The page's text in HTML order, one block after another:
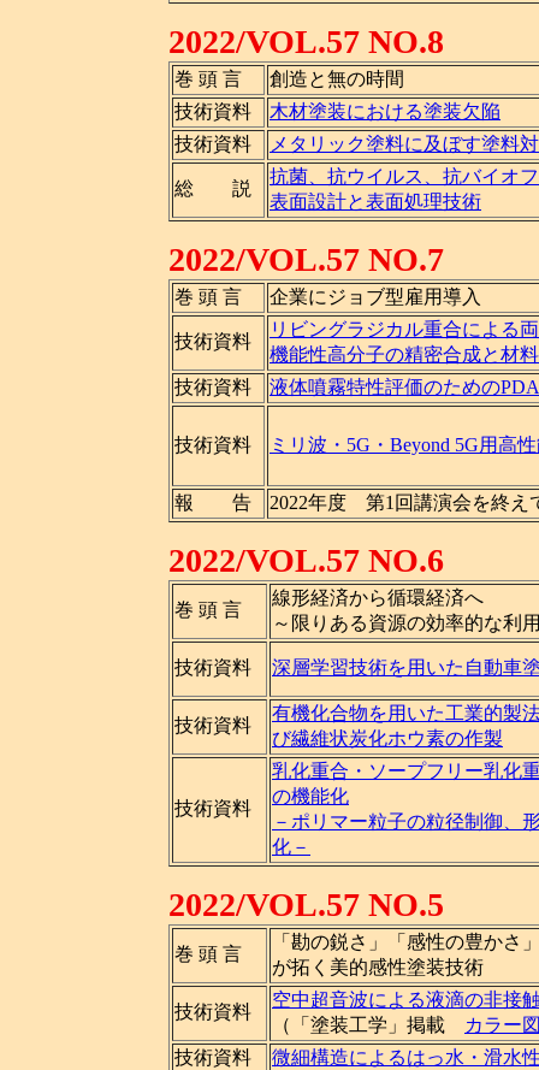
2022/VOL.57 NO.8
巻 頭 言
創造と無の時間
技術資料
木材塗装における塗装欠陥
技術資料
メタリック塗料に及ぼす塗料
総 説
抗菌、抗ウイルス、抗バイオ
表面設計と表面処理技術
2022/VOL.57 NO.7
巻 頭 言 企業にジョブ型雇用導入
技術資料
リビングラジカル重合による
機能性高分子の精密合成と材
技術資料
液体噴霧特性評価のための
技術資料 ミリ波・5G・Beyond 5G用高
報 告 2022年度 第1回講演会を終え
2022/VOL.57 NO.6
巻 頭 言
線形経済から循環経済へ
～限りある資源の効率的な利
技術資料 深層学習技術を用いた自動車
技術資料
有機化合物を用いた工業的製
び繊維状炭化ホウ素の作製
技術資料
乳化重合・ソープフリー乳化
の機能化
－ポリマー粒子の粒径制御、
化－
2022/VOL.57 NO.5
巻 頭 言
「勘の鋭さ」「感性の豊かさ
が拓く美的感性塗装技術
技術資料
空中超音波による液滴の非接
（「塗装工学」掲載
カラー
技術資料
微細構造によるはっ水・滑水